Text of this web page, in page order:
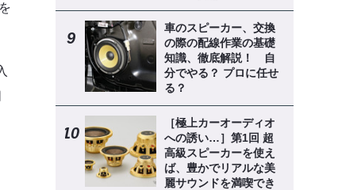
車のスピーカー、交換
の際の配線作業の基礎
知識、徹底解説！ 自
分でやる？ プロに任せ
る？
［極上カーオーディオ
への誘い…］第1回 超
高級スピーカーを使え
ば、豊かでリアルな美
麗サウンドを満喫でき